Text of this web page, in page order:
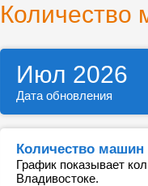
Количество
Июл 2026
Дата обновления
Количество машин
График показывает
Владивостоке.